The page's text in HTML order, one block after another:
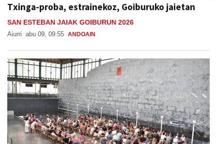
Txinga-proba, estrainekoz, Goiburuko jaietan
SAN ESTEBAN JAIAK GOIBURUN 2026
Aiurri abu 09, 09:55 ANDOAIN